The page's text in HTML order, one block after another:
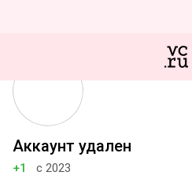
Аккаунт удален
+1
с 2023